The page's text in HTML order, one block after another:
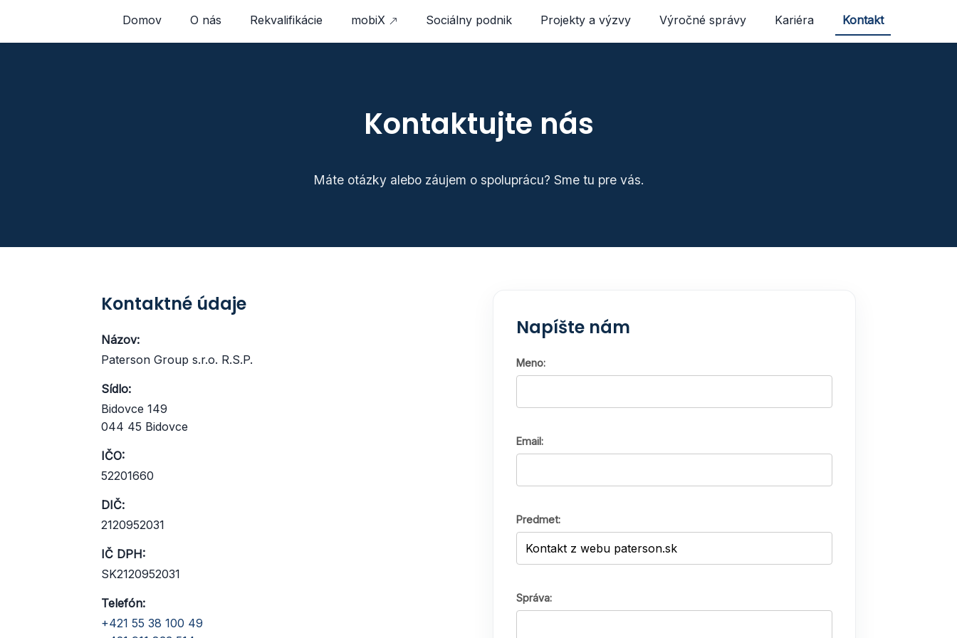
Domov O nás Rekvalifikácie mobiX Sociálny podnik Projekty a výzvy Výročné správy Kariéra Kontakt
Kontaktujte nás
Máte otázky alebo záujem o spoluprácu? Sme tu pre vás.
Kontaktné údaje
Názov:
Paterson Group s.r.o. R.S.P.
Sídlo:
Bidovce 149
044 45 Bidovce
IČO:
52201660
DIČ:
2120952031
IČ DPH:
SK2120952031
Telefón:
+421 55 38 100 49
Napíšte nám
Meno:
Email:
Predmet:
Správa: